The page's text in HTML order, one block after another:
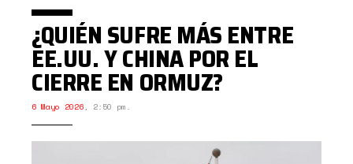
¿QUIÉN SUFRE MÁS ENTRE
EE.UU. Y CHINA POR EL
CIERRE EN ORMUZ?
6 Mayo 2026, 2:50 pm.